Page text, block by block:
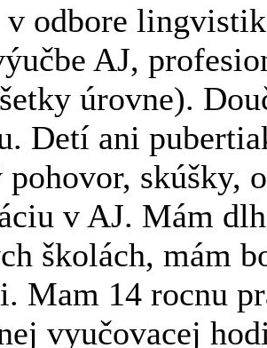
odbore
AJ,
úrovne).
Detí ani
skúšky,
v AJ. Mám
školách, mám
Mam 14 rocnu
vyučovacej